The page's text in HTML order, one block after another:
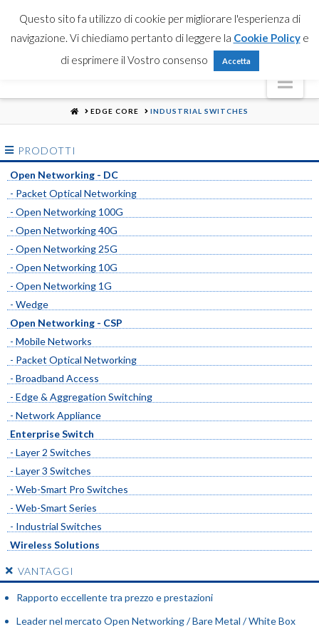
HOMEEDGE CORE INDUSTRIAL SWITCHES
PRODOTTI
Open Networking - DC
- Packet Optical Networking
- Open Networking 100G
- Open Networking 40G
- Open Networking 25G
- Open Networking 10G
- Open Networking 1G
- Wedge
Open Networking - CSP
- Mobile Networks
- Packet Optical Networking
- Broadband Access
- Edge & Aggregation Switching
- Network Appliance
Enterprise Switch
- Layer 2 Switches
- Layer 3 Switches
- Web-Smart Pro Switches
- Web-Smart Series
- Industrial Switches
Wireless Solutions
VANTAGGI
Rapporto eccellente tra prezzo e prestazioni
Leader nel mercato Open Networking / Bare Metal / White Box
Questo sito fa utilizzo di cookie per migliorare l'esperienza di
navigazione. Vi chiediamo pertanto di leggere la Cookie Policye
di esprimere il Vostro consenso
Accetta